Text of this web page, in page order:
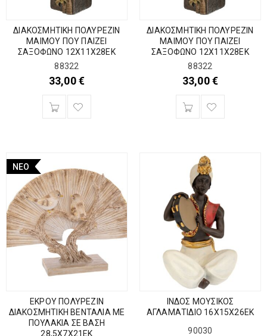
ΔΙΑΚΟΣΜΗΤΙΚΗ ΠΟΛΥΡΕΖΙΝ
ΜΑΙΜΟΥ ΠΟΥ ΠΑΙΖΕΙ
ΣΑΞΟΦΩΝΟ 12Χ11Χ28ΕΚ
88322
33,00€
ΔΙΑΚΟΣΜΗΤΙΚΗ ΠΟΛΥΡΕΖΙΝ
ΜΑΙΜΟΥ ΠΟΥ ΠΑΙΖΕΙ
ΣΑΞΟΦΩΝΟ 12Χ11Χ28ΕΚ
88322
33,00€
ΝΈΟ
ΕΚΡΟΥ ΠΟΛΥΡΕΖΙΝ
ΔΙΑΚΟΣΜΗΤΙΚΗ ΒΕΝΤΑΛΙΑ ΜΕ
ΠΟΥΛΑΚΙΑ ΣΕ ΒΑΣΗ
28,5Χ7Χ21ΕΚ
ΙΝΔΟΣ ΜΟΥΣΙΚΟΣ
ΑΓΛΑΜΑΤΙΔΙΟ 16Χ15Χ26ΕΚ
90030